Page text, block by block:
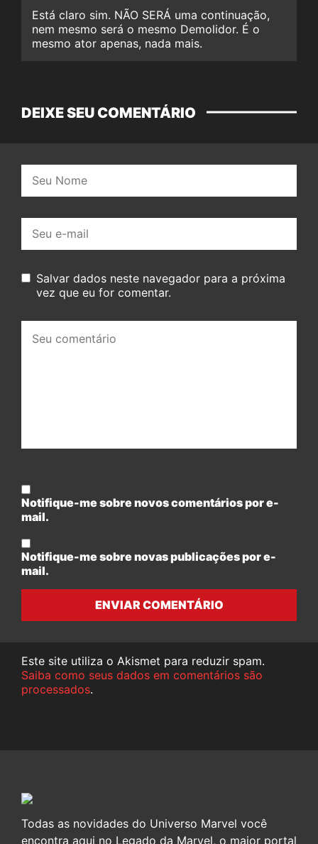
Está claro sim. NÃO SERÁ uma continuação,
nem mesmo será o mesmo Demolidor. É o
mesmo ator apenas, nada mais.
DEIXE SEU COMENTÁRIO
mail:
Salvar dados neste navegador para a próxima
vez que eu for comentar.
comentário:
Notifique-me sobre novos comentários por e-
mail.
Notifique-me sobre novas publicações por e-
mail.
ENVIAR COMENTÁRIO
Este site utiliza o Akismet para reduzir spam.
Saiba como seus dados em comentários são
processados.
Todas as novidades do Universo Marvel você
encontra aqui no Legado da Marvel, o maior portal